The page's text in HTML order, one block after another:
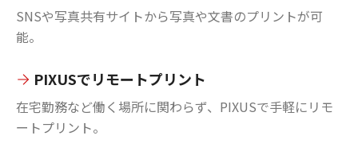
SNSや写真共有サイトから写真や文書のプリントが可
能。
PIXUSでリモートプリント
在宅勤務など働く場所に関わらず、PIXUSで手軽にリモ
ートプリント。